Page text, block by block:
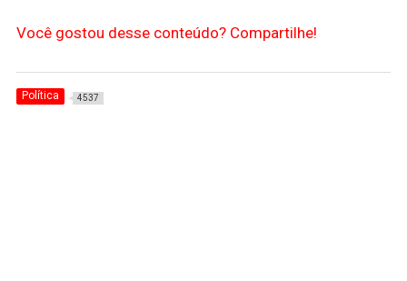
Você gostou desse conteúdo? Compartilhe!
Política 4537